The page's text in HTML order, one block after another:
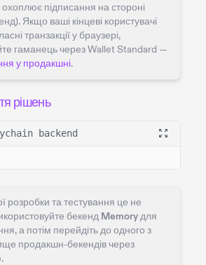
підписання на стороні
Якщо ваші кінцеві користувачі
транзакції у браузері,
гаманець через Wallet Standard —
у продакшні.
рішень
backend
розробки та тестування це не
бекенд Memoryдля
а потім перейдіть до одного з
продакшн-бекендів через